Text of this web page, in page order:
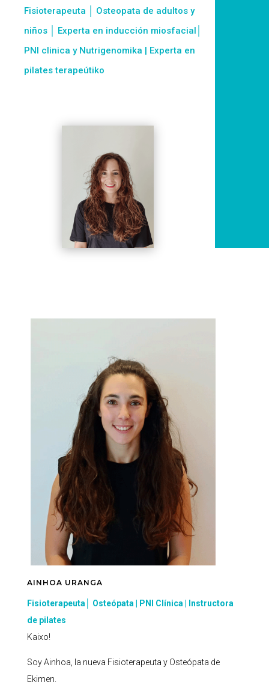
Fisioterapeuta │ Osteopata de adultos y
niños │ Experta en inducción miosfacial│
PNI clinica y Nutrigenomika | Experta en
pilates terapeútiko
AINHOA URANGA
Fisioterapeuta│ Osteópata | PNI Clínica | Instructora
de pilates
Kaixo!
Soy Ainhoa, la nueva Fisioterapeuta y Osteópata de
Ekimen.